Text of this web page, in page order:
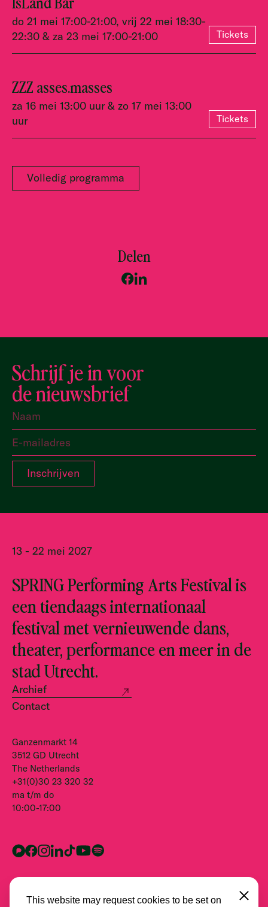
do 21 mei 17:00-21:00, vrij 22 mei 18:30-
22:30 & za 23 mei 17:00-21:00
Tickets
ZZZ asses.masses
za 16 mei 13:00 uur & zo 17 mei 13:00
uur
Tickets
Volledig programma
Delen
Schrijf je in voor
de nieuwsbrief
13 - 22 mei 2027
SPRING Performing Arts Festival is
een tiendaags internationaal
festival met vernieuwende dans,
theater, performance en meer in de
stad Utrecht.
Archief
Contact
Ganzenmarkt 14
3512 GD Utrecht
The Netherlands
+31(0)30 23 320 32
ma t/m do
10:00-17:00
This website may request cookies to be set on